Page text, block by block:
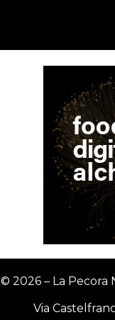
© 2026 – La Pecora
Via